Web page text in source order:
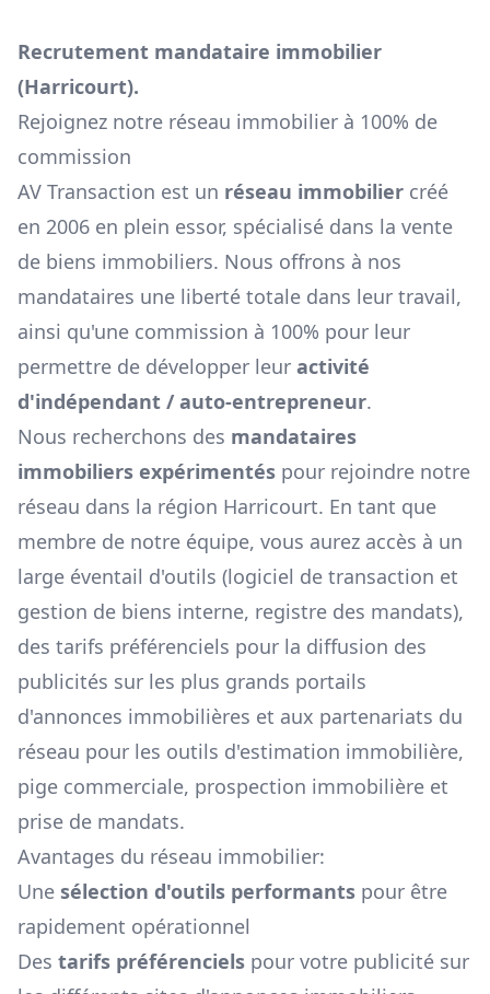
Recrutement mandataire immobilier
(Harricourt).
Rejoignez notre réseau immobilier à 100% de
commission
AV Transaction est un réseau immobilier créé
en 2006 en plein essor, spécialisé dans la vente
de biens immobiliers. Nous offrons à nos
mandataires une liberté totale dans leur travail,
ainsi qu'une commission à 100% pour leur
permettre de développer leur activité
d'indépendant / auto-entrepreneur.
Nous recherchons des mandataires
immobiliers expérimentés pour rejoindre notre
réseau dans la région Harricourt. En tant que
membre de notre équipe, vous aurez accès à un
large éventail d'outils (logiciel de transaction et
gestion de biens interne, registre des mandats),
des tarifs préférenciels pour la diffusion des
publicités sur les plus grands portails
d'annonces immobilières et aux partenariats du
réseau pour les outils d'estimation immobilière,
pige commerciale, prospection immobilière et
prise de mandats.
Avantages du réseau immobilier:
Une sélection d'outils performants pour être
rapidement opérationnel
Des tarifs préférenciels pour votre publicité sur